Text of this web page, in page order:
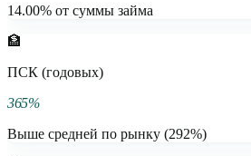
14.00% от суммы займа
🏦
ПСК (годовых)
365%
Выше средней по рынку (292%)